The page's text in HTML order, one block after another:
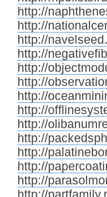
http://
http://
http://
http://
http://
http://
http://
http://
http://
http://
http://
http://
http://
http://